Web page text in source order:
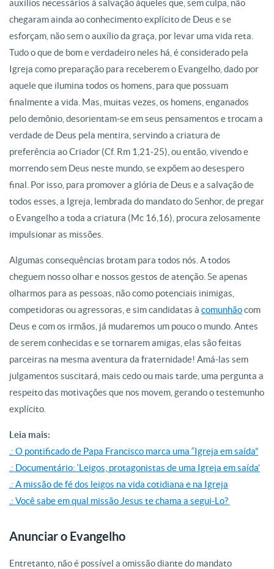
auxílios necessários à salvação àqueles que, sem culpa, não
chegaram ainda ao conhecimento explícito de Deus e se
esforçam, não sem o auxílio da graça, por levar uma vida reta.
Tudo o que de bom e verdadeiro neles há, é considerado pela
Igreja como preparação para receberem o Evangelho, dado por
aquele que ilumina todos os homens, para que possuam
finalmente a vida. Mas, muitas vezes, os homens, enganados
pelo demônio, desorientam-se em seus pensamentos e trocam a
verdade de Deus pela mentira, servindo a criatura de
preferência ao Criador (Cf. Rm 1,21-25), ou então, vivendo e
morrendo sem Deus neste mundo, se expõem ao desespero
final. Por isso, para promover a glória de Deus e a salvação de
todos esses, a Igreja, lembrada do mandato do Senhor, de pregar
o Evangelho a toda a criatura (Mc 16,16), procura zelosamente
impulsionar as missões.
Algumas consequências brotam para todos nós. A todos
cheguem nosso olhar e nossos gestos de atenção. Se apenas
olharmos para as pessoas, não como potenciais inimigas,
competidoras ou agressoras, e sim candidatas à comunhãocom
Deus e com os irmãos, já mudaremos um pouco o mundo. Antes
de serem conhecidas e se tornarem amigas, elas são feitas
parceiras na mesma aventura da fraternidade! Amá-las sem
julgamentos suscitará, mais cedo ou mais tarde, uma pergunta a
respeito das motivações que nos movem, gerando o testemunho
explícito.
Leia mais:
.: O pontificado de Papa Francisco marca uma “Igreja em saída”
.: Documentário: ‘Leigos, protagonistas de uma Igreja em saída’
.: A missão de fé dos leigos na vida cotidiana e na Igreja
.: Você sabe em qual missão Jesus te chama a segui-Lo?
Anunciar o Evangelho
Entretanto, não é possível a omissão diante do mandato